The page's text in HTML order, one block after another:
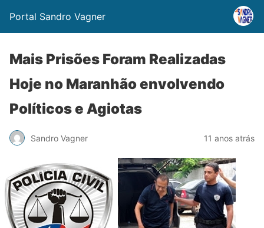
Portal Sandro Vagner
Mais Prisões Foram Realizadas
Hoje no Maranhão envolvendo
Políticos e Agiotas
Sandro Vagner 11 anos atrás